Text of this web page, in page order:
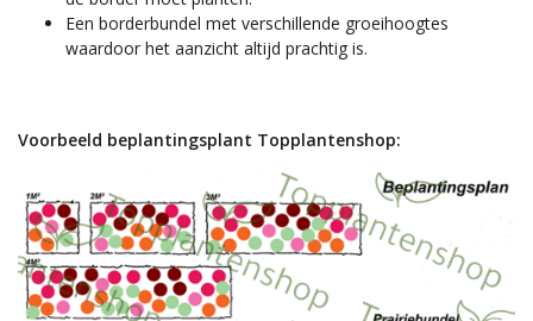
Een borderbundel met verschillende groeihoogtes
waardoor het aanzicht altijd prachtig is.
Voorbeeld beplantingsplant Topplantenshop: